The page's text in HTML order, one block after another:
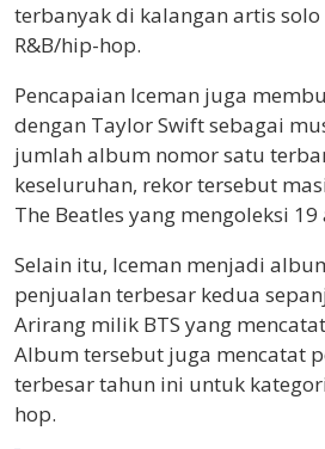
terbanyak di kalangan artis
R&B/hip-hop.
Pencapaian Iceman juga
dengan Taylor Swift sebagai
jumlah album nomor satu
keseluruhan, rekor tersebut
The Beatles yang mengoleksi
Selain itu, Iceman menjadi
penjualan terbesar kedua
Arirang milik BTS yang
Album tersebut juga mencatat
terbesar tahun ini untuk
hop.